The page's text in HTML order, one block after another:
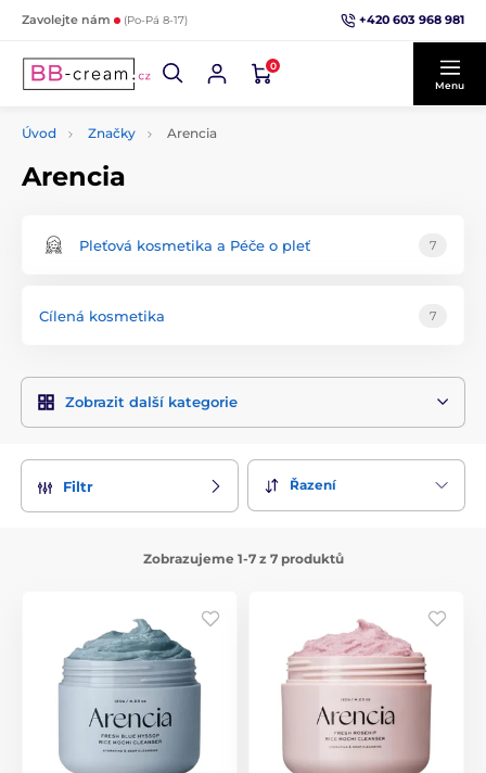
Zavolejte nám (Po-Pá 8-17) +420 603 968 981
0
Menu
Úvod Značky Arencia
Arencia
Pleťová kosmetika a Péče o pleť 7
Cílená kosmetika 7
Zobrazit další kategorie
Filtr Řazení
Zobrazujeme 1-7 z 7 produktů